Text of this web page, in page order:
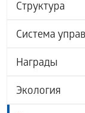
Структура
Система
Награды
Экология